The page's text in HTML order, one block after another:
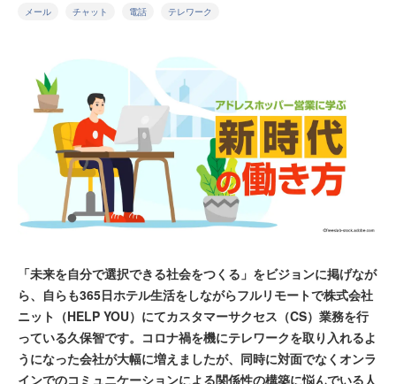
メール チャット 電話 テレワーク
「未来を自分で選択できる社会をつくる」をビジョンに掲げなが
ら、自らも365日ホテル生活をしながらフルリモートで株式会社
ニット（HELP YOU）にてカスタマーサクセス（CS）業務を行
っている久保智です。コロナ禍を機にテレワークを取り入れるよ
うになった会社が大幅に増えましたが、同時に対面でなくオンラ
インでのコミュニケーションによる関係性の構築に悩んでいる人